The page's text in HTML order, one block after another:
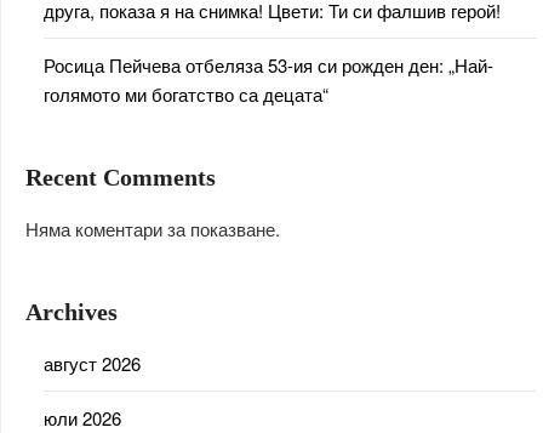
друга, показа я на снимка! Цвети: Ти си фалшив герой!
Росица Пейчева отбеляза 53-ия си рожден ден: „Най-
голямото ми богатство са децата“
Recent Comments
Няма коментари за показване.
Archives
август 2026
юли 2026